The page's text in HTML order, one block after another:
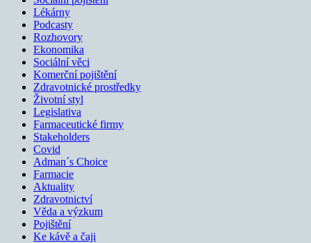
Lékárny
Podcasty
Rozhovory
Ekonomika
Sociální věci
Komerční pojištění
Zdravotnické prostředky
Životní styl
Legislativa
Farmaceutické firmy
Stakeholders
Covid
Adman´s Choice
Farmacie
Aktuality
Zdravotnictví
Věda a výzkum
Pojištění
Ke kávě a čaji